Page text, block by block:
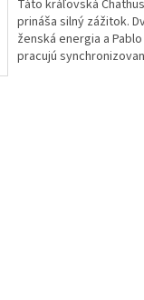
Táto kráľovská
prináša silný zážitok.
ženská energia a
pracujú